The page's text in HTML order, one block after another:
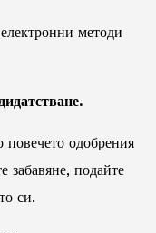
методи
повечето одобрения
забавяне, подайте
си.